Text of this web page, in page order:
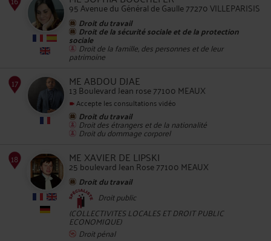
13
14
95 Avenue du Général de Gaulle 77270 VILLEPARISIS
Droit du travail
Droit de la sécurité sociale et de la protection
sociale
Droit de la famille, des personnes et de leur
patrimoine
ME ABDOU DJAE
13 Boulevard Jean rose 77100 MEAUX
Accepte les consultations vidéo
Droit du travail
Droit des étrangers et de la nationalité
Droit du dommage corporel
ME XAVIER DE LIPSKI
25 boulevard Jean Rose 77100 MEAUX
Droit du travail
Droit public
(COLLECTIVITES LOCALES ET DROIT PUBLIC
ECONOMIQUE)
Droit pénal